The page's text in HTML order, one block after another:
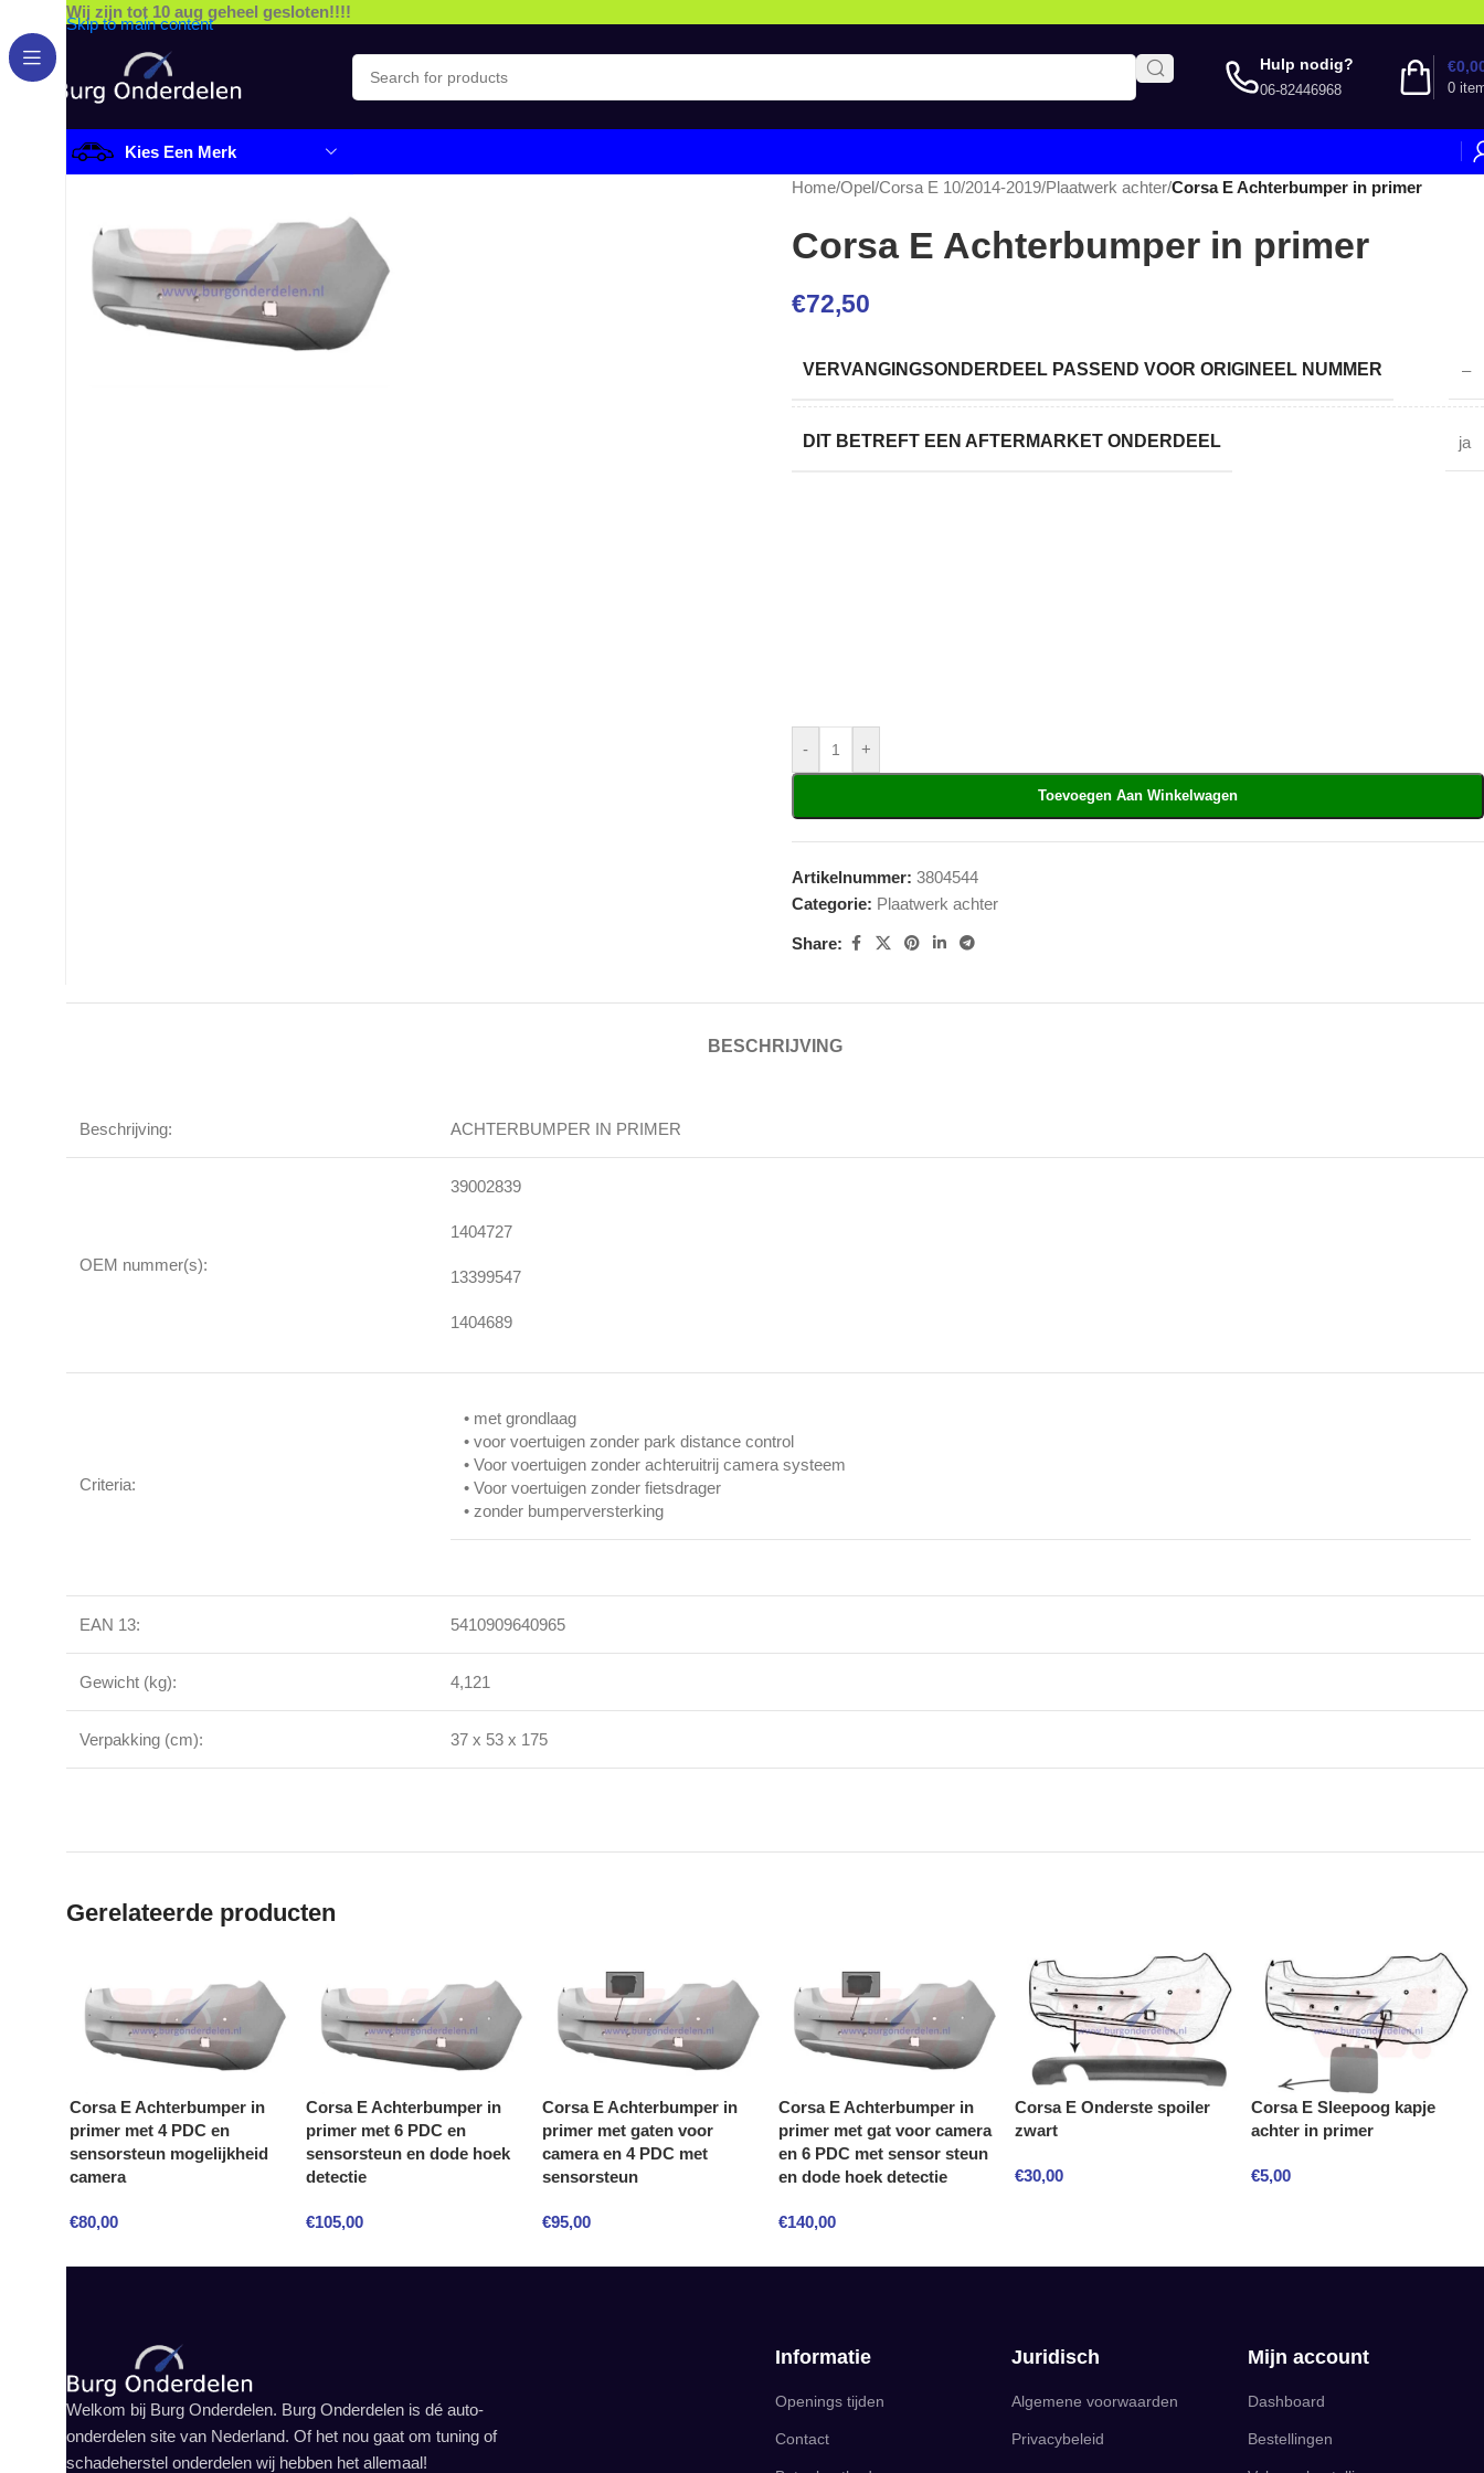
Skip to main content
Wij zijn tot 10 aug geheel gesloten!!!!
Hulp nodig?
06-82446968 0
€
Kies Een Merk
Home/Opel/Corsa E 10/2014-2019/Plaatwerk achter/Corsa E Achterbumper in primer
Corsa E Achterbumper in primer
€72,50
VERVANGINGSONDERDEEL PASSEND VOOR ORIGINEEL NUMMER –
DIT BETREFT EEN AFTERMARKET ONDERDEEL ja
- +
Toevoegen Aan Winkelwagen
Artikelnummer: 3804544
Categorie: Plaatwerk achter
Share:
BESCHRIJVING
Beschrijving: ACHTERBUMPER IN PRIMER
OEM nummer(s):
39002839
1404727
13399547
1404689
Criteria:
• met grondlaag
• voor voertuigen zonder park distance control
• Voor voertuigen zonder achteruitrij camera systeem
• Voor voertuigen zonder fietsdrager
• zonder bumperversterking
EAN 13: 5410909640965
Gewicht (kg): 4,121
Verpakking (cm): 37 x 53 x 175
Gerelateerde producten
Corsa E Achterbumper in
primer met 4 PDC en
sensorsteun mogelijkheid
camera
€80,00
Corsa E Achterbumper in
primer met 6 PDC en
sensorsteun en dode hoek
detectie
€105,00
Corsa E Achterbumper in
primer met gaten voor
camera en 4 PDC met
sensorsteun
€95,00
Corsa E Achterbumper in
primer met gat voor camera
en 6 PDC met sensor steun
en dode hoek detectie
€140,00
Corsa E Onderste spoiler
zwart
€30,00
Corsa E Sleepoog kapje
achter in primer
€5,00
Informatie
Openings tijden
Contact
Juridisch
Algemene voorwaarden
Privacybeleid
Mijn account
Dashboard
Bestellingen
Welkom bij Burg Onderdelen. Burg Onderdelen is dé auto-
onderdelen site van Nederland. Of het nou gaat om tuning of
schadeherstel onderdelen wij hebben het allemaal!